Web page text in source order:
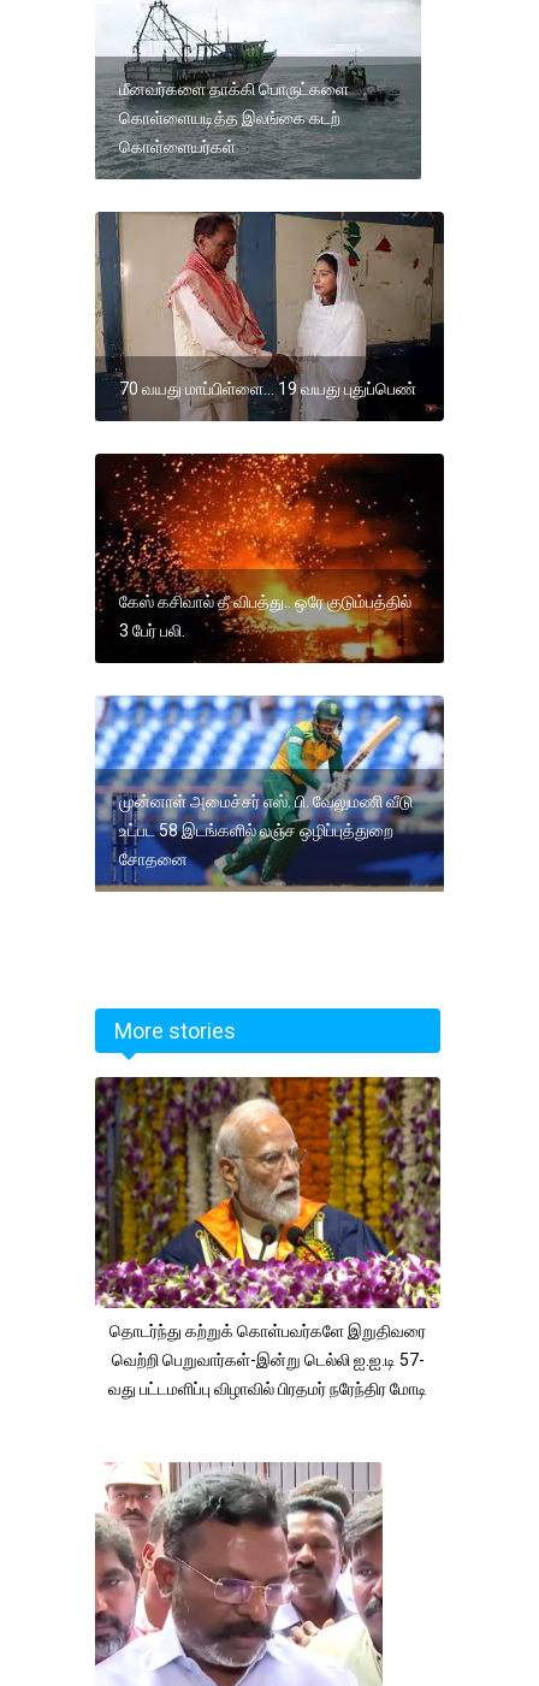
மீனவர்களை தாக்கி பொருட்களை
கொள்ளையடித்த இலங்கை கடற்
கொள்ளையர்கள்
70 வயது மாப்பிள்ளை… 19 வயது புதுப்பெண்
கேஸ் கசிவால் தீ விபத்து.. ஒரே குடும்பத்தில்
3 பேர் பலி.
முன்னாள் அமைச்சர் எஸ். பி. வேலுமணி வீடு
உட்பட 58 இடங்களில் லஞ்ச ஒழிப்புத்துறை
சோதனை
More stories
தொடர்ந்து கற்றுக் கொள்பவர்களே இறுதிவரை
வெற்றி பெறுவார்கள்-இன்று டெல்லி ஐ.ஐ.டி 57-
வது பட்டமளிப்பு விழாவில் பிரதமர் நரேந்திர மோடி